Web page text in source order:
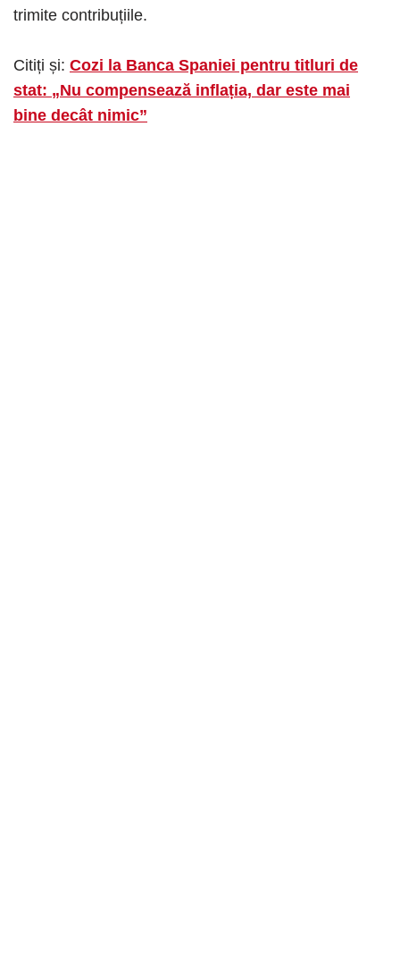
trimite contribuțiile.
Citiți și: Cozi la Banca Spaniei pentru titluri de
stat: „Nu compensează inflația, dar este mai
bine decât nimic”